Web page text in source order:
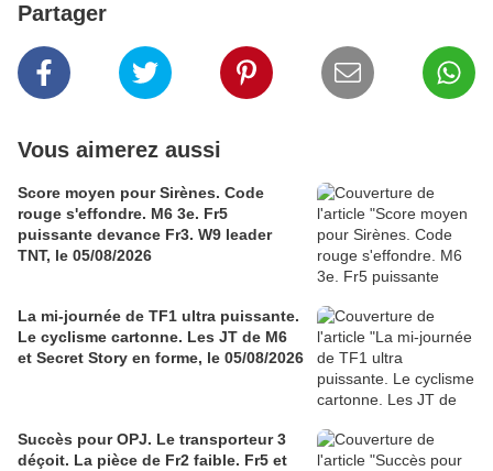
Partager
Vous aimerez aussi
Score moyen pour Sirènes. Code
rouge s'effondre. M6 3e. Fr5
puissante devance Fr3. W9 leader
TNT, le 05/08/2026
La mi-journée de TF1 ultra puissante.
Le cyclisme cartonne. Les JT de M6
et Secret Story en forme, le 05/08/2026
Succès pour OPJ. Le transporteur 3
déçoit. La pièce de Fr2 faible. Fr5 et